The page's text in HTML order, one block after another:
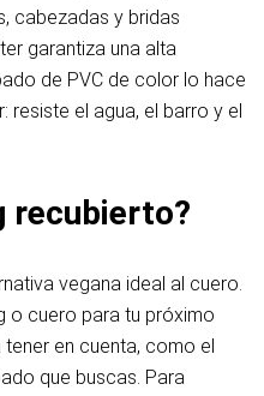
cabezadas y bridas
garantiza una alta
de PVC de color lo hace
resiste el agua, el barro y el
recubierto?
vegana ideal al cuero.
o cuero para tu próximo
en cuenta, como el
que buscas. Para